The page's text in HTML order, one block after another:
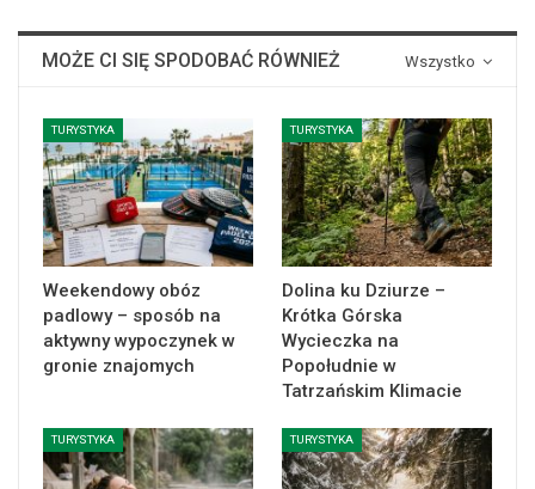
Wszystko
MOŻE CI SIĘ SPODOBAĆ RÓWNIEŻ
TURYSTYKA
Weekendowy obóz
padlowy – sposób na
aktywny wypoczynek w
gronie znajomych
TURYSTYKA
Dolina ku Dziurze –
Krótka Górska
Wycieczka na
Popołudnie w
Tatrzańskim Klimacie
TURYSTYKA TURYSTYKA